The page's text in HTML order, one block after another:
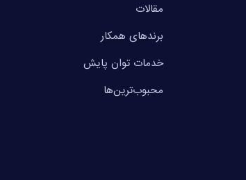
مقالات
برندهای همکار
خدمات توان پایش
محبوب‌ترین‌ها